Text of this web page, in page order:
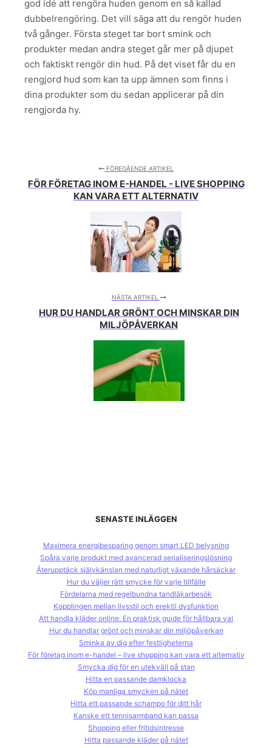
god idé att rengöra huden genom en så kallad
dubbelrengöring. Det vill säga att du rengör huden
två gånger. Första steget tar bort smink och
produkter medan andra steget går mer på djupet
och faktiskt rengör din hud. På det viset får du en
rengjord hud som kan ta upp ämnen som finns i
dina produkter som du sedan applicerar på din
rengjorda hy.
FÖREGÅENDE ARTIKEL
FÖR FÖRETAG INOM E-HANDEL - LIVE SHOPPING
KAN VARA ETT ALTERNATIV
NÄSTA ARTIKEL
HUR DU HANDLAR GRÖNT OCH MINSKAR DIN
MILJÖPÅVERKAN
SENASTE INLÄGGEN
Maximera energibesparing genom smart LED belysning
Spåra varje produkt med avancerad serialiseringslösning
Återupptäck självkänslan med naturligt växande hårsäckar
Hur du väljer rätt smycke för varje tillfälle
Fördelarna med regelbundna tandläkarbesök
Kopplingen mellan livsstil och erektil dysfunktion
Att handla kläder online: En praktisk guide för hållbara val
Hur du handlar grönt och minskar din miljöpåverkan
Sminka av dig efter festligheterna
För företag inom e-handel – live shopping kan vara ett alternativ
Smycka dig för en utekväll på stan
Hitta en passande damklocka
Köp manliga smycken på nätet
Hitta ett passande schampo för ditt hår
Kanske ett tennisarmband kan passa
Shopping eller fritidsintresse
Hitta passande kläder på nätet